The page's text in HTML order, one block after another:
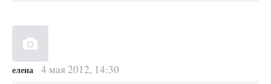
елена 4 мая 2012, 14:30